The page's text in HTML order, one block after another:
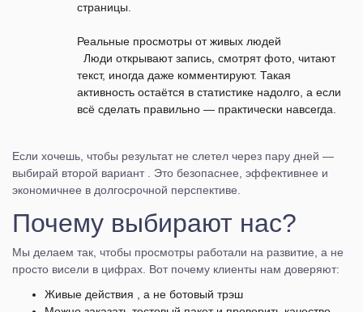
страницы.
Реальные просмотры от живых людей
Люди открывают запись, смотрят фото, читают
текст, иногда даже комментируют. Такая
активность остаётся в статистике надолго, а если
всё сделать правильно — практически навсегда.
Если хочешь, чтобы результат не слетел через пару дней —
выбирай второй вариант . Это безопаснее, эффективнее и
экономичнее в долгосрочной перспективе.
Почему выбирают нас?
Мы делаем так, чтобы просмотры работали на развитие, а не
просто висели в цифрах. Вот почему клиенты нам доверяют:
Живые действия , а не ботовый трэш